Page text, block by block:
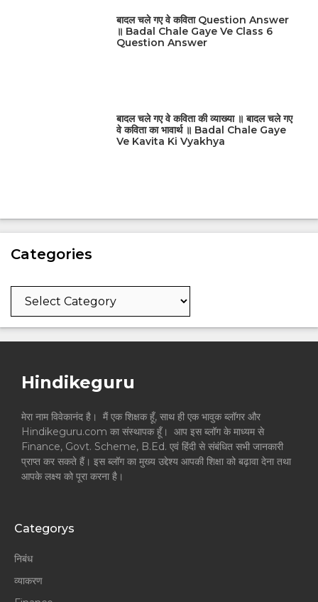
बादल चले गए वे कविता Question Answer
॥ Badal Chale Gaye Ve Class 6
Question Answer
बादल चले गए वे कविता की व्याख्या ॥ बादल चले गए
वे कविता का भावार्थ ॥ Badal Chale Gaye
Ve Kavita Ki Vyakhya
Categories
Categories
Hindikeguru
मेरा नाम विवेकानंद है। मैं एक शिक्षक हूँ, साथ ही एक भावुक ब्लॉगर और
Hindikeguru.com का संस्थापक हूँ। आप इस ब्लॉग के माध्यम से
Finance, Govt. Scheme, B.Ed. एवं हिंदी से संबंधित सभी जानकारी
प्राप्त कर सकते हैं। इस ब्लॉग का मुख्य उद्देश्य आपकी शिक्षा को बढ़ावा देना तथा
आपके लक्ष्य को पूरा करना है।
Categorys
निबंध
व्याकरण